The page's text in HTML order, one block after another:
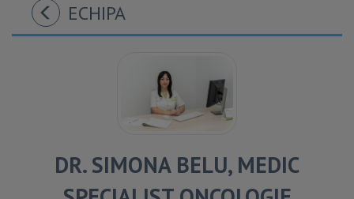
ECHIPA
DR. SIMONA BELU, MEDIC